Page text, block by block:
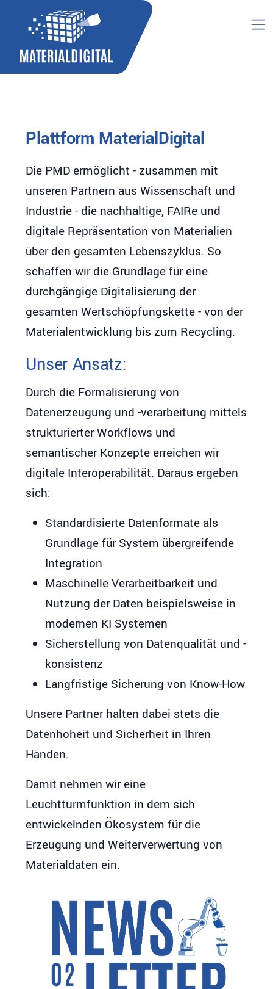
Plattform MaterialDigital
Die PMD ermöglicht - zusammen mit
unseren Partnern aus Wissenschaft und
Industrie - die nachhaltige, FAIRe und
digitale Repräsentation von Materialien
über den gesamten Lebenszyklus. So
schaffen wir die Grundlage für eine
durchgängige Digitalisierung der
gesamten Wertschöpfungskette - von der
Materialentwicklung bis zum Recycling.
Unser Ansatz:
Durch die Formalisierung von
Datenerzeugung und -verarbeitung mittels
strukturierter Workflows und
semantischer Konzepte erreichen wir
digitale Interoperabilität. Daraus ergeben
sich:
Standardisierte Datenformate als
Grundlage für System übergreifende
Integration
Maschinelle Verarbeitbarkeit und
Nutzung der Daten beispielsweise in
modernen KI Systemen
Sicherstellung von Datenqualität und -
konsistenz
Langfristige Sicherung von Know-How
Unsere Partner halten dabei stets die
Datenhoheit und Sicherheit in Ihren
Händen.
Damit nehmen wir eine
Leuchtturmfunktion in dem sich
entwickelnden Ökosystem für die
Erzeugung und Weiterverwertung von
Materialdaten ein.